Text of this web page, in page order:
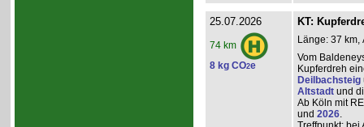
25.07.2026
74 km
8 kg CO2e
KT:
Länge: 37 km,
Vom
Kupferdreh
Deilbachsteig
Altstadtund
Ab Köln mit
und 2026.